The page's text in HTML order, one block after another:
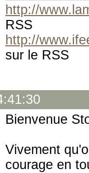
http://
RSS
http://
sur le RSS
Bienvenue
Vivement
courage en